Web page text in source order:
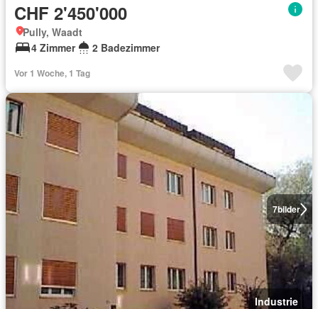
CHF 2'450'000
Pully, Waadt
4 Zimmer
2 Badezimmer
Vor 1 Woche, 1 Tag
7bilder
Industrie